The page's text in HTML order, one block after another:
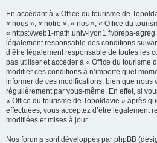
En accédant à « Office du tourisme de
« nous », « notre », « nos », « Office du
« https://web1-math.univ-lyon1.fr/prepa-agreg
légalement responsable des conditions
d’être légalement responsable de toutes les
pas utiliser et accéder à « Office du tourisme
modifier ces conditions à n’importe quel
informer de ces modifications, bien que nous
régulièrement par vous-même. En effet, si
« Office du tourisme de Topoldavie » après
effectuées, vous acceptez d’être légalement
modifiées et mises à jour.
Nos forums sont développés par phpBB